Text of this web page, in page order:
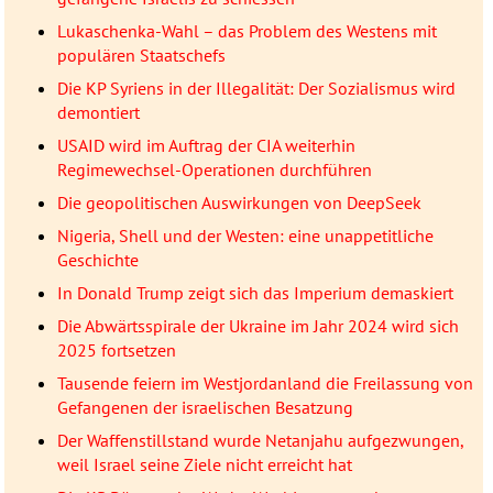
Lukaschenka-Wahl – das Problem des Westens mit
populären Staatschefs
Die KP Syriens in der Illegalität: Der Sozialismus wird
demontiert
USAID wird im Auftrag der CIA weiterhin
Regimewechsel-Operationen durchführen
Die geopolitischen Auswirkungen von DeepSeek
Nigeria, Shell und der Westen: eine unappetitliche
Geschichte
In Donald Trump zeigt sich das Imperium demaskiert
Die Abwärtsspirale der Ukraine im Jahr 2024 wird sich
2025 fortsetzen
Tausende feiern im Westjordanland die Freilassung von
Gefangenen der israelischen Besatzung
Der Waffenstillstand wurde Netanjahu aufgezwungen,
weil Israel seine Ziele nicht erreicht hat